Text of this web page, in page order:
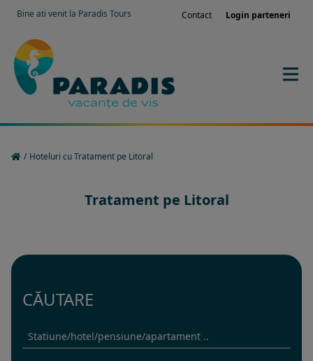
Bine ati venit la Paradis Tours Contact Login parteneri
/ Hoteluri cu Tratament pe Litoral
Tratament pe Litoral
CĂUTARE